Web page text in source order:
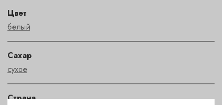
Цвет
белый
Сахар
сухое
Страна